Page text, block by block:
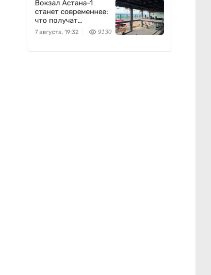
Вокзал Астана-1
станет современнее:
что получат
пассажиры
7 августа, 19:32 9130